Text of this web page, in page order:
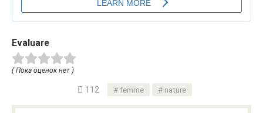
Evaluare
( Пока оценок нет )
112 femme nature